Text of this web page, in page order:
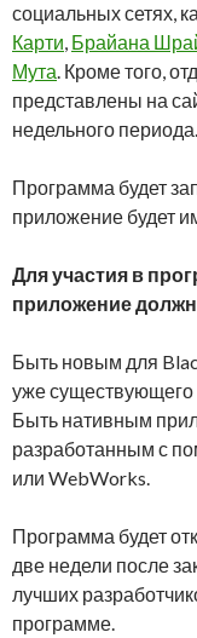
социальных сетях,
Карти, Брайана
Мута. Кроме того,
представлены на
недельного периода.
Программа будет
приложение будет
Для участия в
приложение
Быть новым для
уже
Быть нативным
разработанным с
или WebWorks.
Программа будет
две недели после
лучших
программе.